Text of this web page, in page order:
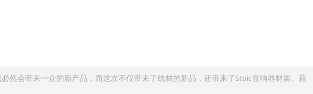
然会带来一众的新产品，而这次不仅带来了线材的新品，还带来了Stoic音响器材架。藉